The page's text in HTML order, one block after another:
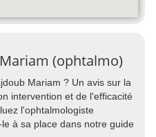
(ophtalmo)
Mariam ? Un avis sur la
intervention et de l'efficacité
l'ophtalmologiste
à sa place dans notre guide